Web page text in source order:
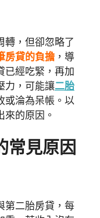
轉，但卻忽略了
房貸的負擔 ，導
已經吃緊，再加
力，可能讓二胎
或淪為呆帳。以
的原因。
常見原因
第二胎房貸，每